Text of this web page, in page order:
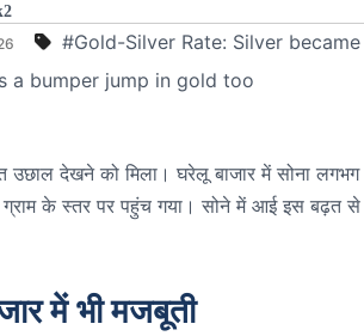
#Gold-Silver Rate: Silver
a bumper jump in gold too
उछाल देखने को मिला। घरेलू बाजार में सोना
के स्तर पर पहुंच गया। सोने में आई इस बढ़त
में भी मजबूती